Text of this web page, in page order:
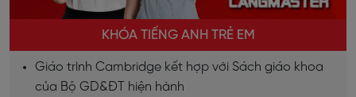
KHÓA TIẾNG ANH TRẺ EM
Giáo trình Cambridge kết hợp với Sách giáo khoa
của Bộ GD&ĐT hiện hành